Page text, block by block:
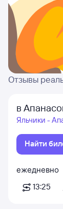
Отзывы
в
Яльчики -
Найти
ежедневно
13:25